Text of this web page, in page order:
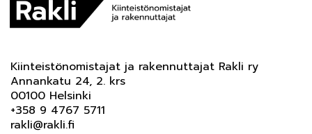
Kiinteistönomistajat ja rakennuttajat Rakli ry
Annankatu 24, 2. krs
00100 Helsinki
+358 9 4767 5711
rakli@rakli.fi